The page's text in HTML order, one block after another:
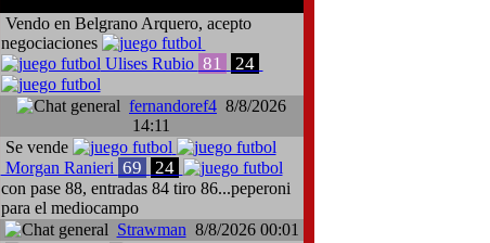
Vendo en Belgrano Arquero, acepto
negociaciones
Ulises Rubio 81 24
fernandoref4 8/8/2026
14:11
Se vende
Morgan Ranieri 69 24
con pase 88, entradas 84 tiro 86...peperoni
para el mediocampo
Strawman 8/8/2026 00:01